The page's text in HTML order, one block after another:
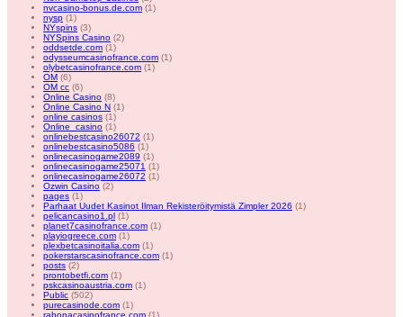
nvcasino-bonus.de.com (1)
nysp (1)
NYspins (3)
NYSpins Casino (2)
oddsetde.com (1)
odysseumcasinofrance.com (1)
olybetcasinofrance.com (1)
OM (6)
OM cc (6)
Online Casino (8)
Online Casino N (1)
online casinos (1)
Online_casino (1)
onlinebestcasino26072 (1)
onlinebestcasino5086 (1)
onlinecasinogame2089 (1)
onlinecasinogame25071 (1)
onlinecasinogame26072 (1)
Ozwin Casino (2)
pages (1)
Parhaat Uudet Kasinot Ilman Rekisteröitymistä Zimpler 2026 (1)
pelicancasino1.pl (1)
planet7casinofrance.com (1)
playiogreece.com (1)
plexbetcasinoitalia.com (1)
pokerstarscasinofrance.com (1)
posts (2)
prontobetfi.com (1)
pskcasinoaustria.com (1)
Public (502)
purecasinode.com (1)